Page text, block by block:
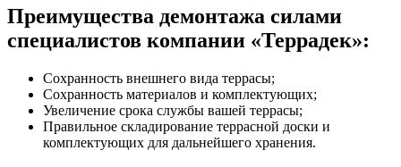
Преимущества демонтажа силами
специалистов компании «Террадек»:
Сохранность внешнего вида террасы;
Сохранность материалов и комплектующих;
Увеличение срока службы вашей террасы;
Правильное складирование террасной доски и
комплектующих для дальнейшего хранения.